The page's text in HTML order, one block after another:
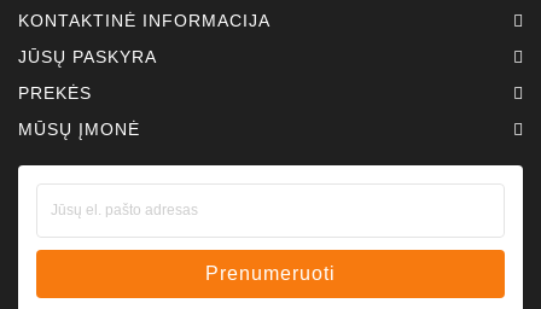
KONTAKTINĖ INFORMACIJA
JŪSŲ PASKYRA
PREKĖS
MŪSŲ ĮMONĖ
Prenumeruoti